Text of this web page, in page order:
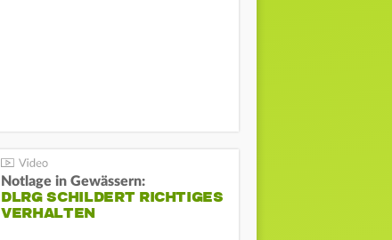
Notlage in Gewässern:
DLRG SCHILDERT RICHTIGES
VERHALTEN